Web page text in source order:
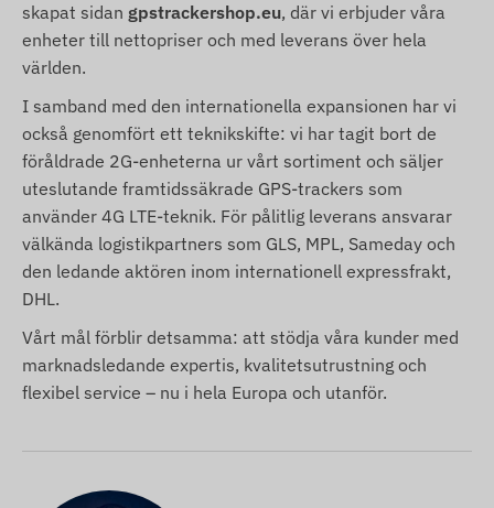
skapat sidan gpstrackershop.eu, där vi erbjuder våra
enheter till nettopriser och med leverans över hela
världen.
I samband med den internationella expansionen har vi
också genomfört ett teknikskifte: vi har tagit bort de
föråldrade 2G-enheterna ur vårt sortiment och säljer
uteslutande framtidssäkrade GPS-trackers som
använder 4G LTE-teknik. För pålitlig leverans ansvarar
välkända logistikpartners som GLS, MPL, Sameday och
den ledande aktören inom internationell expressfrakt,
DHL.
Vårt mål förblir detsamma: att stödja våra kunder med
marknadsledande expertis, kvalitetsutrustning och
flexibel service – nu i hela Europa och utanför.